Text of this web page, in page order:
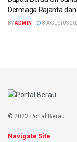
Dermaga Rajanta
BYADMIN 8 AGUSTUS
© 2022 Portal Berau
Navigate Site